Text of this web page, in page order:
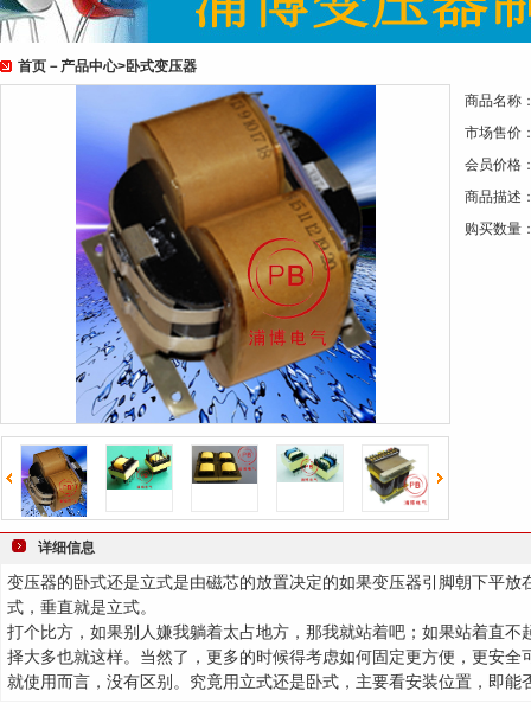
首页 － 产品中心>卧式变压器
商品名称
市场售价
会员价格
商品描述
购买数量
详细信息
变压器的卧式还是立式是由磁芯的放置决定的如果变压器引脚朝下平放
式，垂直就是立式。
打个比方， 如果别人嫌我躺着太占地方，那我就站着吧；如果站着直
择大多也就这样。当然了，更多的时候得考虑如何固定更方便，更安全
就使用而言，没有区别。究竟用立式还是卧式，主要看安装位置，即能